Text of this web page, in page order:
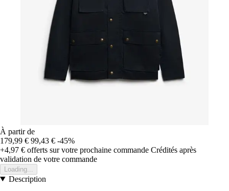
À partir de
179,99 € 99,43 € -45%
+4,97 € offerts sur votre prochaine commande Crédités après
validation de votre commande
Loading...
Description